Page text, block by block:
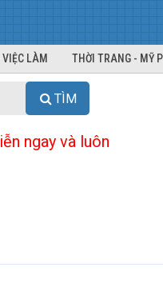
LÀM THỜI TRANG - MỸ
TÌM
ngay và luôn